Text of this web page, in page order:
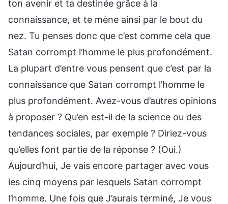
ton avenir et ta destinée grâce à la
connaissance, et te mène ainsi par le bout du
nez. Tu penses donc que c’est comme cela que
Satan corrompt l’homme le plus profondément.
La plupart d’entre vous pensent que c’est par la
connaissance que Satan corrompt l’homme le
plus profondément. Avez-vous d’autres opinions
à proposer ? Qu’en est-il de la science ou des
tendances sociales, par exemple ? Diriez-vous
qu’elles font partie de la réponse ? (Oui.)
Aujourd’hui, Je vais encore partager avec vous
les cinq moyens par lesquels Satan corrompt
l’homme. Une fois que J’aurais terminé, Je vous